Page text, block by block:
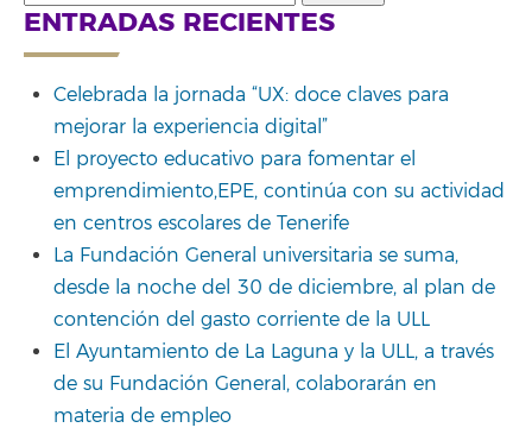
for:
ENTRADAS RECIENTES
Celebrada la jornada “UX: doce claves para
mejorar la experiencia digital”
El proyecto educativo para fomentar el
emprendimiento,EPE, continúa con su actividad
en centros escolares de Tenerife
La Fundación General universitaria se suma,
desde la noche del 30 de diciembre, al plan de
contención del gasto corriente de la ULL
El Ayuntamiento de La Laguna y la ULL, a través
de su Fundación General, colaborarán en
materia de empleo